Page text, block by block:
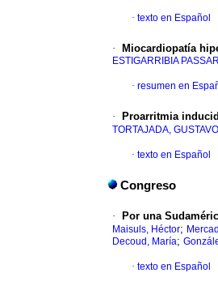
· texto en Español
· Miocardiopatía
ESTIGARRIBIA
· resumen en
· Proarritmia
TORTAJADA, GUSTAVO
· texto en Español
Congreso
· Por una
Maisuls, Héctor;
Decoud, María;
· texto en Español